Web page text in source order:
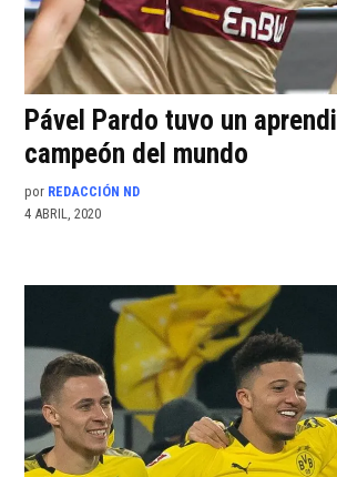
Pável Pardo tuvo un
campeón del mundo
por REDACCIÓN ND
4 ABRIL, 2020